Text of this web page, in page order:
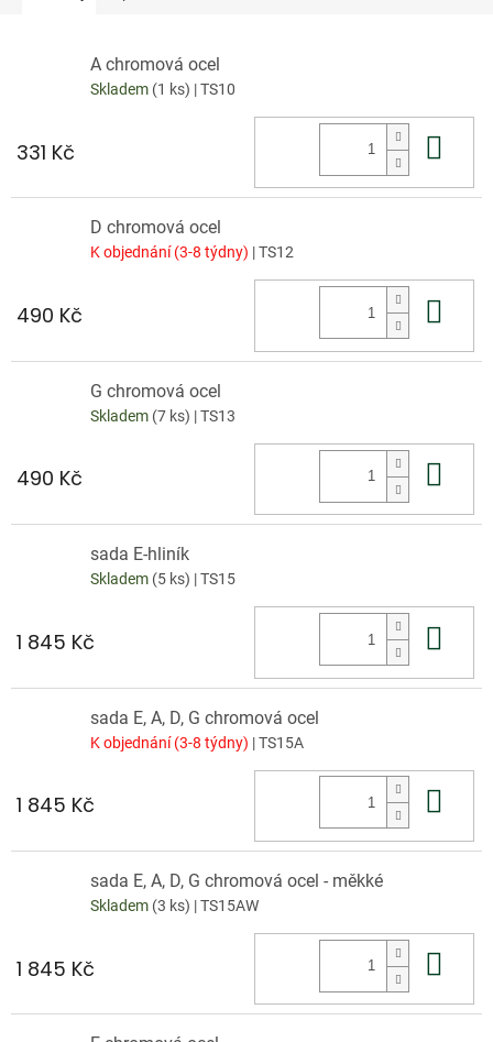
A chromová ocel
Skladem (1 ks) | TS10
331 Kč
D chromová ocel
K objednání (3-8 týdny) | TS12
490 Kč
G chromová ocel
Skladem (7 ks) | TS13
490 Kč
sada E-hliník
Skladem (5 ks) | TS15
1 845 Kč
sada E, A, D, G chromová ocel
K objednání (3-8 týdny) | TS15A
1 845 Kč
sada E, A, D, G chromová ocel - měkké
Skladem (3 ks) | TS15AW
1 845 Kč